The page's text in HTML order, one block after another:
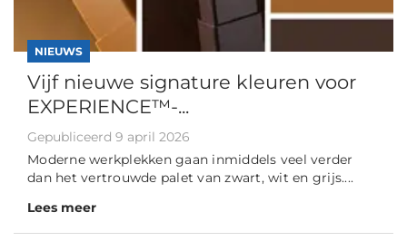
NIEUWS
Vijf nieuwe signature kleuren voor
EXPERIENCE™-...
Gepubliceerd 9 april 2026
Moderne werkplekken gaan inmiddels veel verder
dan het vertrouwde palet van zwart, wit en grijs....
Lees meer